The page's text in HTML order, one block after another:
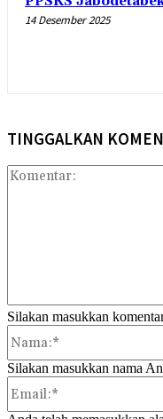
14 Desember 2025
TINGGALKAN
Silakan masukkan
Silakan masukkan nama